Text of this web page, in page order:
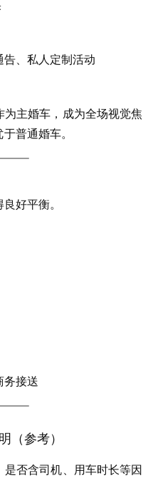
、私人定制活动
主婚车，成为全场视觉焦
普通婚车。
好平衡。
务接送
（参考）
否含司机、用车时长等因